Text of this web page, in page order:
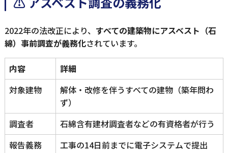
2022年の法改正により、 すべての建築物にアスベスト（石
綿）事前調査が義務化されています。
内容
詳細
対象建物
解体・改修を伴うすべての建物（築年問わ
ず）
調査者
石綿含有建材調査者などの有資格者が行う
報告義務
工事の14日前までに電子システムで提出